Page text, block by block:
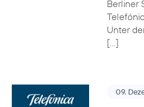
Berliner
Unter
[…]
09.